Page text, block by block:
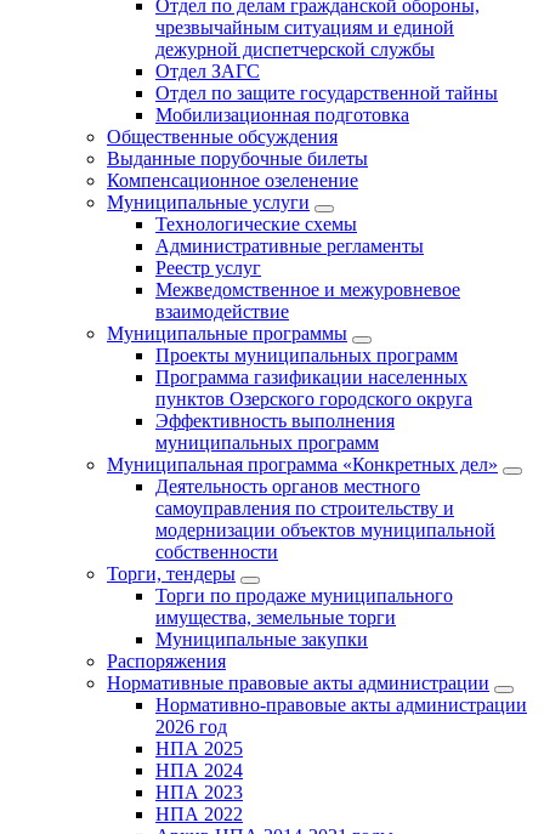
Отдел по делам гражданской обороны,
чрезвычайным ситуациям и единой
дежурной диспетчерской службы
Отдел ЗАГС
Отдел по защите государственной тайны
Мобилизационная подготовка
Общественные обсуждения
Выданные порубочные билеты
Компенсационное озеленение
Муниципальные услуги
Технологические схемы
Административные регламенты
Реестр услуг
Межведомственное и межуровневое
взаимодействие
Муниципальные программы
Проекты муниципальных программ
Программа газификации населенных
пунктов Озерского городского округа
Эффективность выполнения
муниципальных программ
Муниципальная программа «Конкретных дел»
Деятельность органов местного
самоуправления по строительству и
модернизации объектов муниципальной
собственности
Торги, тендеры
Торги по продаже муниципального
имущества, земельные торги
Муниципальные закупки
Распоряжения
Нормативные правовые акты администрации
Нормативно-правовые акты администрации
2026 год
НПА 2025
НПА 2024
НПА 2023
НПА 2022